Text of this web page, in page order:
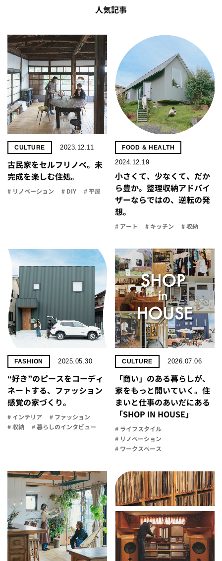
人気記事
CULTURE 2023.12.11
古民家をセルフリノべ。未
完成を楽しむ住処。
# リノベーション # DIY # 平屋
FOOD & HEALTH
2024.12.19
小さくて、少なくて、だか
ら豊か。整理収納アドバイ
ザーならではの、逆転の発
想。
# アート # キッチン # 収納
FASHION 2025.05.30
“好き”のピースをコーディ
ネートする、ファッション
感覚の家づくり。
# インテリア
# ファッション
# 収納
# 暮らしのインタビュー
CULTURE 2026.07.06
「商い」の​ある​暮らしが、​
家を​もっと​開いていく。​住
まいと​仕事の​あいだに​ある​
「SHOP IN HOUSE」
# ライフスタイル
# リノベーション
# ワークスペース